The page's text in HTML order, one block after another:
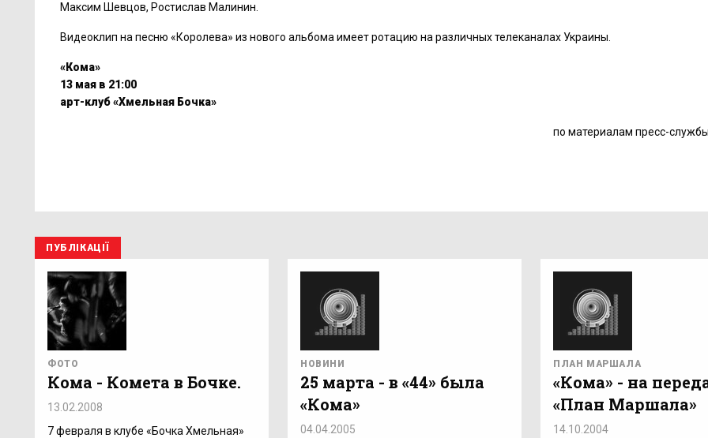
Максим Шевцов, Ростислав Малинин.
Видеоклип на песню «Королева» из нового альбома имеет ротацию на различных телеканалах Украины.
«Кома»
13 мая в 21:00
арт-клуб «Хмельная Бочка»
по материалам пресс-
ПУБЛІКАЦІЇ
ФОТО
Кома - Комета в Бочке.
13.02.2008
7 февраля в клубе «Бочка Хмельная»
НОВИНИ
25 марта - в «44» была
«Кома»
04.04.2005
ПЛАН МАРШАЛА
«Кома» - на
«План Маршала»
14.10.2004